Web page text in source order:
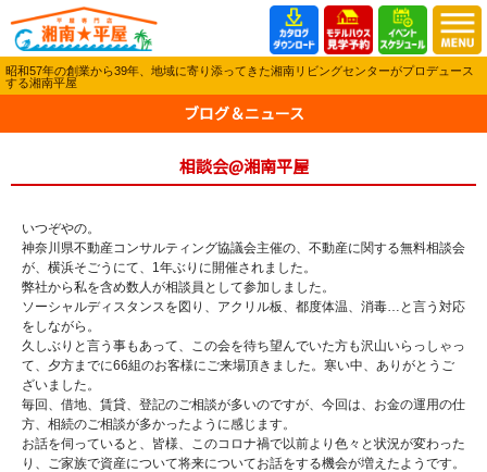
昭和57年の創業から39年、地域に寄り添ってきた湘南リビングセンターがプロデュース
する湘南平屋
ブログ＆ニュース
相談会@湘南平屋
いつぞやの。
神奈川県不動産コンサルティング協議会主催の、不動産に関する無料相談会
が、横浜そごうにて、1年ぶりに開催されました。
弊社から私を含め数人が相談員として参加しました。
ソーシャルディスタンスを図り、アクリル板、都度体温、消毒…と言う対応
をしながら。
久しぶりと言う事もあって、この会を待ち望んでいた方も沢山いらっしゃっ
て、夕方までに66組のお客様にご来場頂きました。寒い中、ありがとうご
ざいました。
毎回、借地、賃貸、登記のご相談が多いのですが、今回は、お金の運用の仕
方、相続のご相談が多かったように感じます。
お話を伺っていると、皆様、このコロナ禍で以前より色々と状況が変わった
り、ご家族で資産について将来についてお話をする機会が増えたようです。